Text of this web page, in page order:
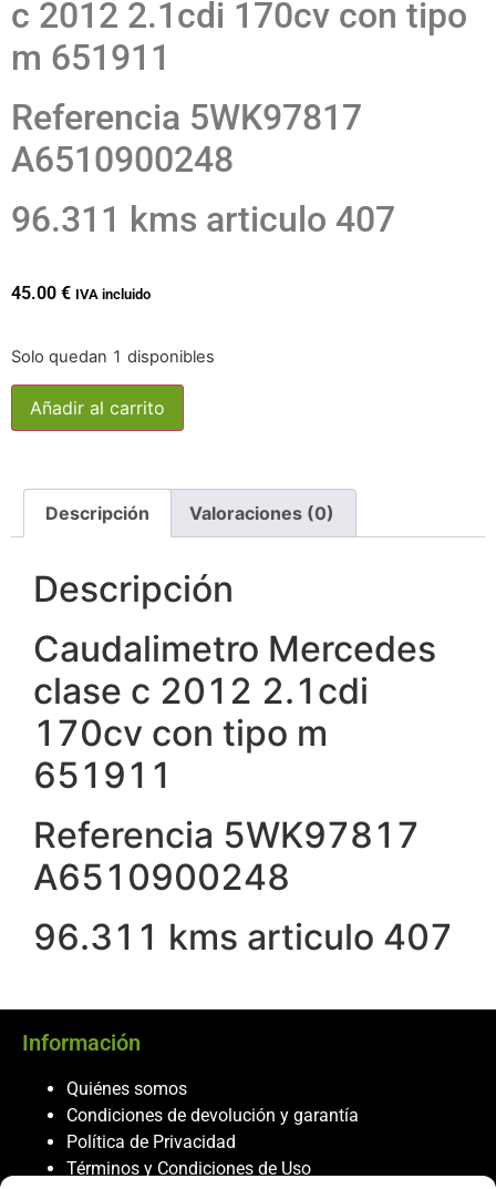
c 2012 2.1cdi 170cv con tipo
m 651911
Referencia 5WK97817
A6510900248
96.311 kms articulo 407
45.00 € IVA incluido
Solo quedan 1 disponibles
Añadir al carrito
Descripción Valoraciones (0)
Descripción
Caudalimetro Mercedes
clase c 2012 2.1cdi
170cv con tipo m
651911
Referencia 5WK97817
A6510900248
96.311 kms articulo 407
Información
Quiénes somos
Condiciones de devolución y garantía
Política de Privacidad
Términos y Condiciones de Uso